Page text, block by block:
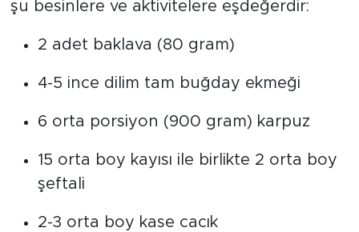
şu besinlere ve aktivitelere eşdeğerdir:
2 adet baklava (80 gram)
4-5 ince dilim tam buğday ekmeği
6 orta porsiyon (900 gram) karpuz
15 orta boy kayısı ile birlikte 2 orta boy
şeftali
2-3 orta boy kase cacık